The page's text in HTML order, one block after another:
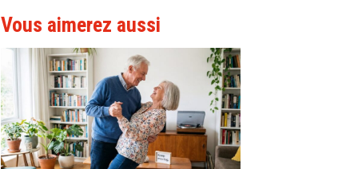
Vous aimerez aussi